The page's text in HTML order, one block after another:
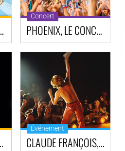
LOUD
Concert
PHOENIX, LE CONCERT SUR GRAND ÉCRAN
: LE TRAIN DE L'INFINI
Événement
CLAUDE FRANÇOIS, COMME VOUS NE L'AVEZ JAMAIS VU